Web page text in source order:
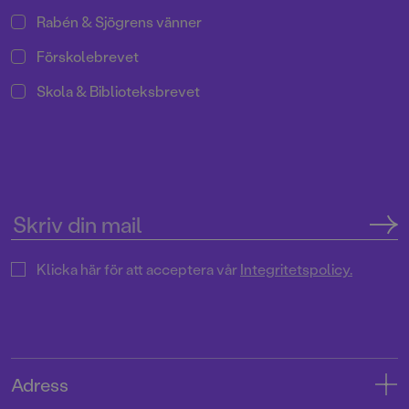
Rabén & Sjögrens vänner
Förskolebrevet
Skola & Biblioteksbrevet
Klicka här för att acceptera vårIntegritetspolicy.
Adress